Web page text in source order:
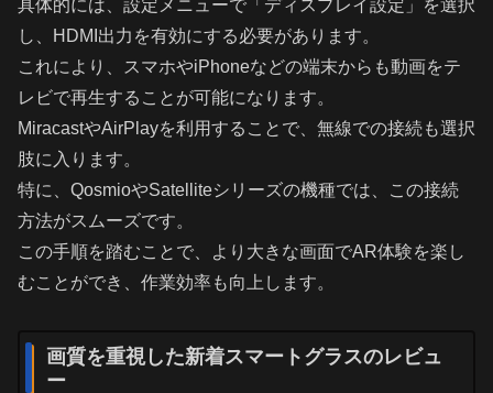
具体的には、設定メニューで「ディスプレイ設定」を選択
し、HDMI出力を有効にする必要があります。
これにより、スマホやiPhoneなどの端末からも動画をテ
レビで再生することが可能になります。
MiracastやAirPlayを利用することで、無線での接続も選択
肢に入ります。
特に、QosmioやSatelliteシリーズの機種では、この接続
方法がスムーズです。
この手順を踏むことで、より大きな画面でAR体験を楽し
むことができ、作業効率も向上します。
画質を重視した新着スマートグラスのレビュ
ー